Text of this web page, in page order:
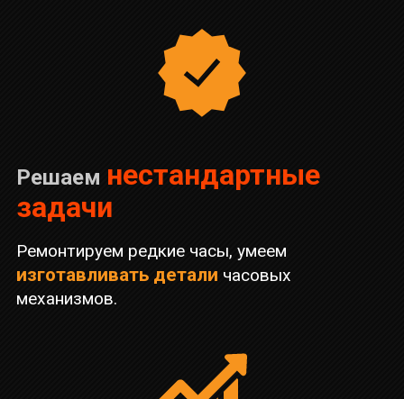
Решаем нестандартные
задачи
Ремонтируем редкие часы, умеем
изготавливать детали часовых
механизмов.